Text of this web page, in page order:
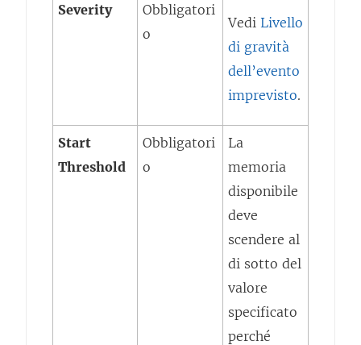
Severity
Obbligatori
o
Vedi Livello
di gravità
dell’evento
imprevisto.
Start
Threshold
Obbligatori
o
La
memoria
disponibile
deve
scendere al
di sotto del
valore
specificato
perché